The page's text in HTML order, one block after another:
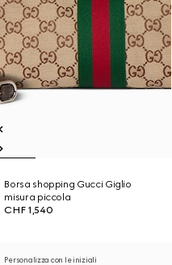
Borsa shopping Gucci Giglio
misura piccola
CHF 1,540
Personalizza con le iniziali